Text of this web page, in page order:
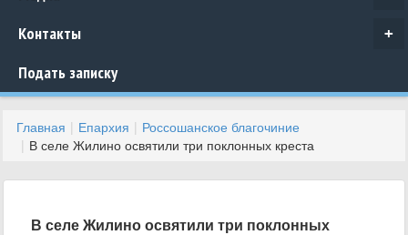
+
Контакты
Подать записку
Главная Епархия
Россошанское благочиние
В селе Жилино освятили три поклонных креста
В селе Жилино освятили три поклонных